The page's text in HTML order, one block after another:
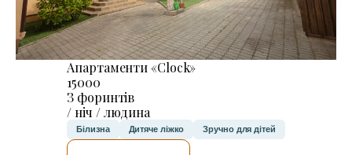
Апартаменти «Clock»
15000
З форинтів
/ ніч / людина
Білизна Дитяче ліжко Зручно для дітей